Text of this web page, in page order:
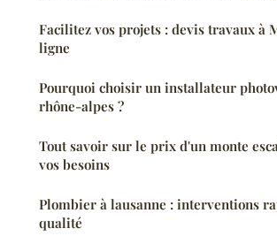
Facilitez vos projets : devis travaux à
ligne
Pourquoi choisir un installateur
rhône-alpes ?
Tout savoir sur le prix d'un monte
vos besoins
Plombier à lausanne : interventions
qualité